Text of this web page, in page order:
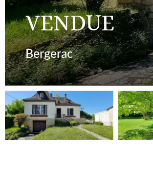
VENDUE
Bergerac